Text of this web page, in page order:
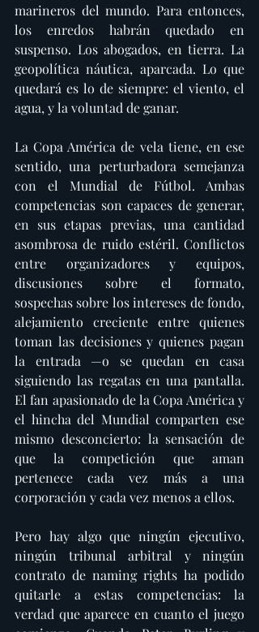
marineros del mundo. Para entonces,
los enredos habrán quedado en
suspenso. Los abogados, en tierra. La
geopolítica náutica, aparcada. Lo que
quedará es lo de siempre: el viento, el
agua, y la voluntad de ganar.
La Copa América de vela tiene, en ese
sentido, una perturbadora semejanza
con el Mundial de Fútbol. Ambas
competencias son capaces de generar,
en sus etapas previas, una cantidad
asombrosa de ruido estéril. Conflictos
entre organizadores y equipos,
discusiones sobre el formato,
sospechas sobre los intereses de fondo,
alejamiento creciente entre quienes
toman las decisiones y quienes pagan
la entrada —o se quedan en casa
siguiendo las regatas en una pantalla.
El fan apasionado de la Copa América y
el hincha del Mundial comparten ese
mismo desconcierto: la sensación de
que la competición que aman
pertenece cada vez más a una
corporación y cada vez menos a ellos.
Pero hay algo que ningún ejecutivo,
ningún tribunal arbitral y ningún
contrato de naming rights ha podido
quitarle a estas competencias: la
verdad que aparece en cuanto el juego